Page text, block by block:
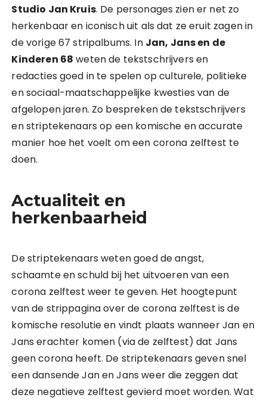
Studio Jan Kruis. De personages zien er net zo
herkenbaar en iconisch uit als dat ze eruit zagen in
de vorige 67 stripalbums. In Jan, Jans en de
Kinderen 68 weten de tekstschrijvers en
redacties goed in te spelen op culturele, politieke
en sociaal-maatschappelijke kwesties van de
afgelopen jaren. Zo bespreken de tekstschrijvers
en striptekenaars op een komische en accurate
manier hoe het voelt om een corona zelftest te
doen.
Actualiteit en
herkenbaarheid
De striptekenaars weten goed de angst,
schaamte en schuld bij het uitvoeren van een
corona zelftest weer te geven. Het hoogtepunt
van de strippagina over de corona zelftest is de
komische resolutie en vindt plaats wanneer Jan en
Jans erachter komen (via de zelftest) dat Jans
geen corona heeft. De striptekenaars geven snel
een dansende Jan en Jans weer die zeggen dat
deze negatieve zelftest gevierd moet worden. Wat